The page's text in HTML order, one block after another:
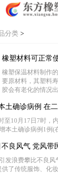
分类 >
橡塑保温材料制作
要原材料，其塑料
胶会有老化的情况
土确诊病例 在
10月17日7时，
本土确诊病例1
良风气 党风带
浪费攀比不良
传统服饰、化妆